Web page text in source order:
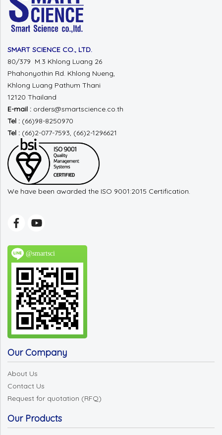
SMART SCIENCE CO., LTD.
80/379 M.3 Khlong Luang 26
Phahonyothin Rd. Khlong Nueng,
Khlong Luang Pathum Thani
12120 Thailand
E-mail : orders@smartscience.co.th
Tel : (66)98-8250970
Tel : (66)2-077-7593, (66)2-1296621
We have been awarded the ISO 9001:2015 Certification.
@smartsci
Our Company
About Us
Contact Us
Request for quotation (RFQ)
Our Products